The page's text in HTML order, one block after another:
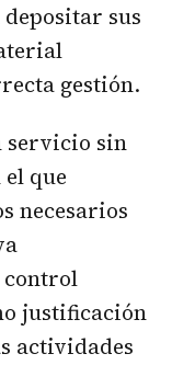
depositar sus
gestión.
servicio sin
que
necesarios
control
justificación
actividades